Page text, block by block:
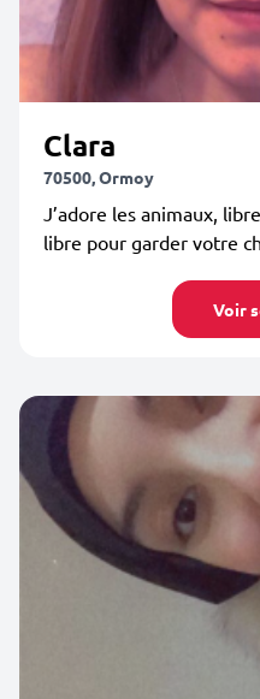
Clara
70500, Ormoy
J’adore les animaux,
libre pour garder votre
Voir